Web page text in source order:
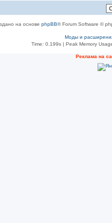
на основе phpBB® Forum Software ©
Моды и
Time: 0.199s| Peak Memory
Реклама на